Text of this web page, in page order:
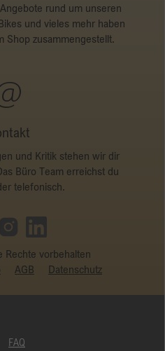
rund um unseren
und vieles mehr haben
Shop zusammengestellt.
und Kritik stehen wir dir
Büro Team erreichst du
telefonisch.
vorbehalten
AGB Datenschutz
FAQ
der Nutzer.